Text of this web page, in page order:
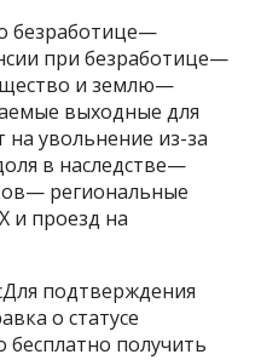
безработице—
при безработице—
и землю—
выходные для
увольнение из-за
в наследстве—
региональные
и проезд на
подтверждения
о статусе
получить